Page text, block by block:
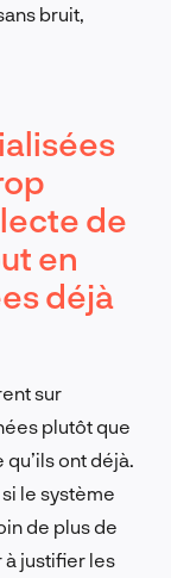
bruit,
de
en
déjà
sur
plutôt que
ont déjà.
le système
de plus de
justifier les